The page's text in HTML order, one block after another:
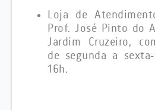
Loja de
Prof. José Pinto do
Jardim Cruzeiro,
de segunda a
16h.